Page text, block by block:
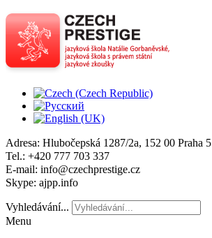
Adresa: Hlubočepská 1287/2a, 152 00 Praha 5
Tel.: +420 777 703 337
E-mail: info@czechprestige.cz
Skype: ajpp.info
Vyhledávání...
Menu